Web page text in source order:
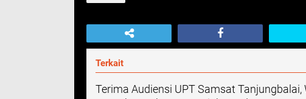
Terkait
Terima Audiensi UPT Samsat